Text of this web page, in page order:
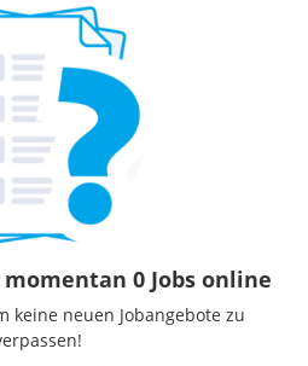
0 Jobs online
keine neuen Jobangebote zu